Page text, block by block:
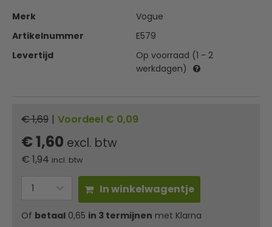
Merk
Vogue
Artikelnummer
E579
Levertijd
Op voorraad (1 - 2
werkdagen)
€ 1,69 | Voordeel € 0,09
€ 1,60 excl. btw
€ 1,94 incl. btw
In winkelwagentje
Of betaal 0,65 in 3 termijnen met Klarna